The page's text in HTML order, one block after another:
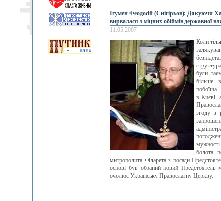
Ігумен Феодосій (Снігірьов): Дякуючи
вирвалася з міцних обіймів державної
11.05.2007
Коли
були
більше
побоїща.
в Києві,
згоду з
болота
митрополита Філарета з посади
основі був обраний новий
очолює Українську Православну Церкву.